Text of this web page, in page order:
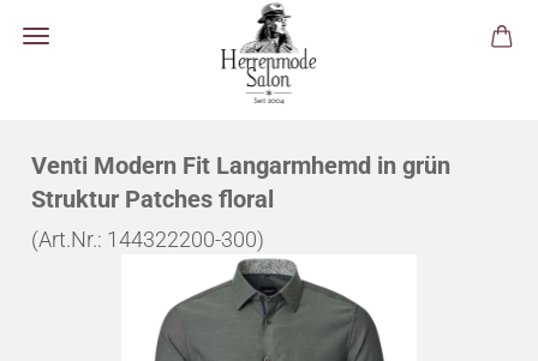
Venti Modern Fit Langarmhemd in grün
Struktur Patches floral
(Art.Nr.: 144322200-300)